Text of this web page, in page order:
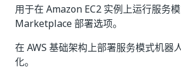
用于在 Amazon EC2 实例上运行服务
Marketplace 部署选项。
在 AWS 基础架构上部署服务模式机
化。